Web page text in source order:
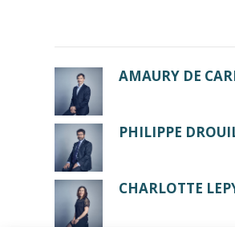
AMAURY DE
PHILIPPE
CHARLOTTE